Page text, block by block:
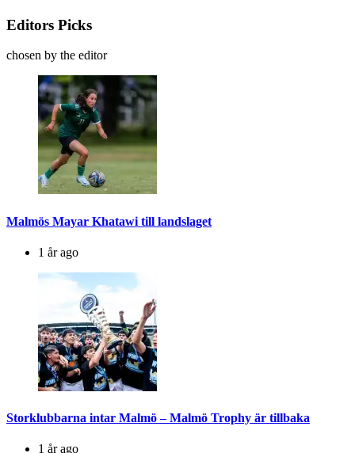
Editors Picks
chosen by the editor
Malmös Mayar Khatawi till landslaget
1 år ago
Storklubbarna intar Malmö – Malmö Trophy är tillbaka
1 år ago